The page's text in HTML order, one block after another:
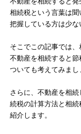
相続税という言葉は
把握している方は少な
そこでこの記事では、
不動産を相続すると
ついても考えてみまし
さらに、不動産を相
続税の計算方法と相
紹介します。